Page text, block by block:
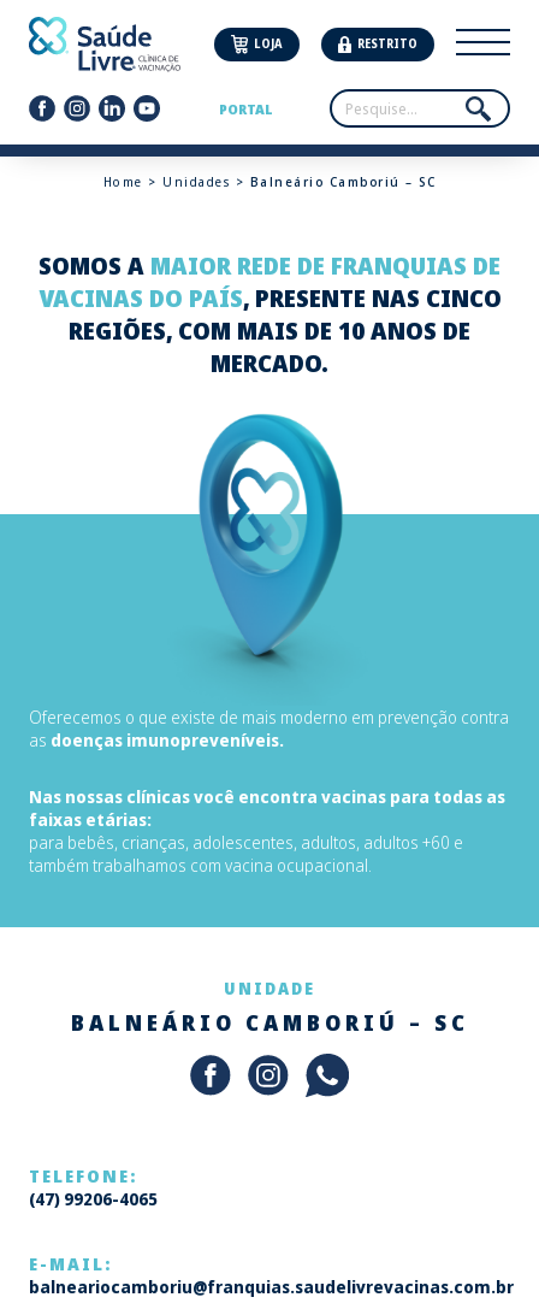
LOJA RESTRITO
PORTAL
Home > Unidades > Balneário Camboriú – SC
SOMOS A MAIOR REDE DE FRANQUIAS DE
VACINAS DO PAÍS, PRESENTE NAS CINCO
REGIÕES, COM MAIS DE 10 ANOS DE
MERCADO.
Oferecemos o que existe de mais moderno em prevenção contra
as doenças imunopreveníveis.
Nas nossas clínicas você encontra vacinas para todas as
faixas etárias:
para bebês, crianças, adolescentes, adultos, adultos +60 e
também trabalhamos com vacina ocupacional.
UNIDADE
BALNEÁRIO CAMBORIÚ – SC
TELEFONE:
(47) 99206-4065
E-MAIL:
balneariocamboriu@franquias.saudelivrevacinas.com.br